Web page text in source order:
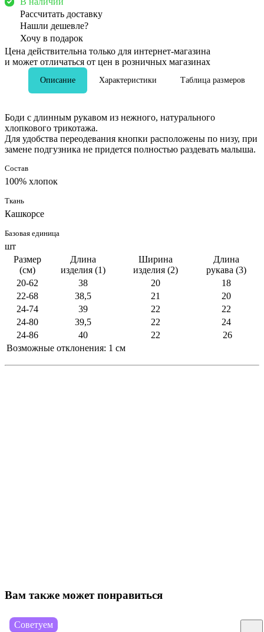
Рассчитать доставку
Нашли дешевле?
Хочу в подарок
Цена действительна только для интернет-магазина
и может отличаться от цен в розничных магазинах
Описание Характеристики Таблица размеров
Боди с длинным рукавом из нежного, натурального
хлопкового трикотажа.
Для удобства переодевания кнопки расположены по низу, при
замене подгузника не придется полностью раздевать малыша.
Состав
100% хлопок
Ткань
Кашкорсе
Базовая единица
шт
Размер
(см)
Длина
изделия (1)
Ширина
изделия (2)
Длина
рукава (3)
20-62
38 20
18
22-68
38,5 21
20
24-74
39 22
22
24-80
39,5 22
24
24-86
40 22
26
Возможные отклонения: 1 см
Вам также может понравиться
Советуем